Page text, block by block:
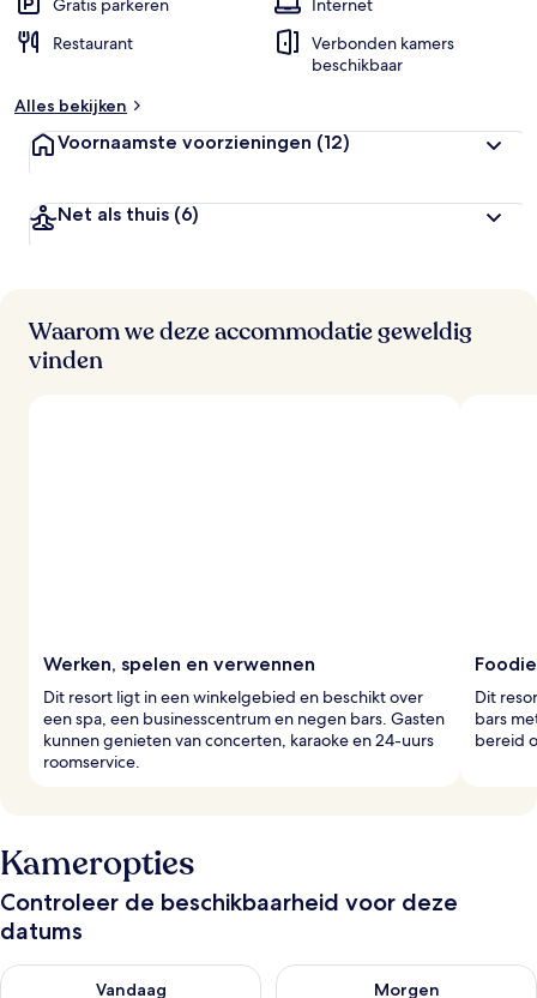
Gratis parkeren
Internet
Restaurant
Verbonden kamers
beschikbaar
Alles bekijken
Voornaamste voorzieningen (12)
Net als thuis (6)
Waarom we deze accommodatie geweldig
vinden
Werken, spelen en verwennen
Dit resort ligt in een winkelgebied en beschikt over
een spa, een businesscentrum en negen bars. Gasten
kunnen genieten van concerten, karaoke en 24-uurs
roomservice.
Dit
bars
bereid
Kameropties
Controleer de beschikbaarheid voor deze
datums
Vandaag
De beschikbaarheid controleren voor vanavond aug 8 - aug 9
Morgen
De beschikbaarheid